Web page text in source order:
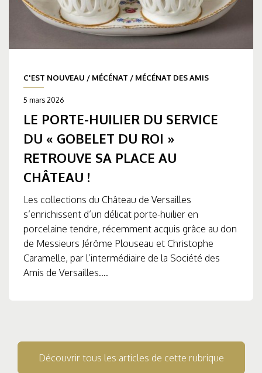
C'EST NOUVEAU / MÉCÉNAT / MÉCÉNAT DES AMIS
5 mars 2026
LE PORTE-HUILIER DU SERVICE
DU « GOBELET DU ROI »
RETROUVE SA PLACE AU
CHÂTEAU !
Les collections du Château de Versailles
s’enrichissent d’un délicat porte-huilier en
porcelaine tendre, récemment acquis grâce au don
de Messieurs Jérôme Plouseau et Christophe
Caramelle, par l’intermédiaire de la Société des
Amis de Versailles....
Découvrir tous les articles de cette rubrique